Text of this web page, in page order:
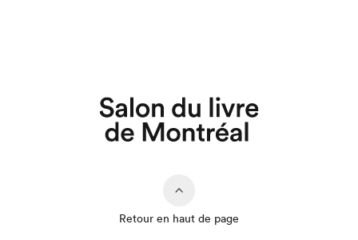
Retour en haut de page